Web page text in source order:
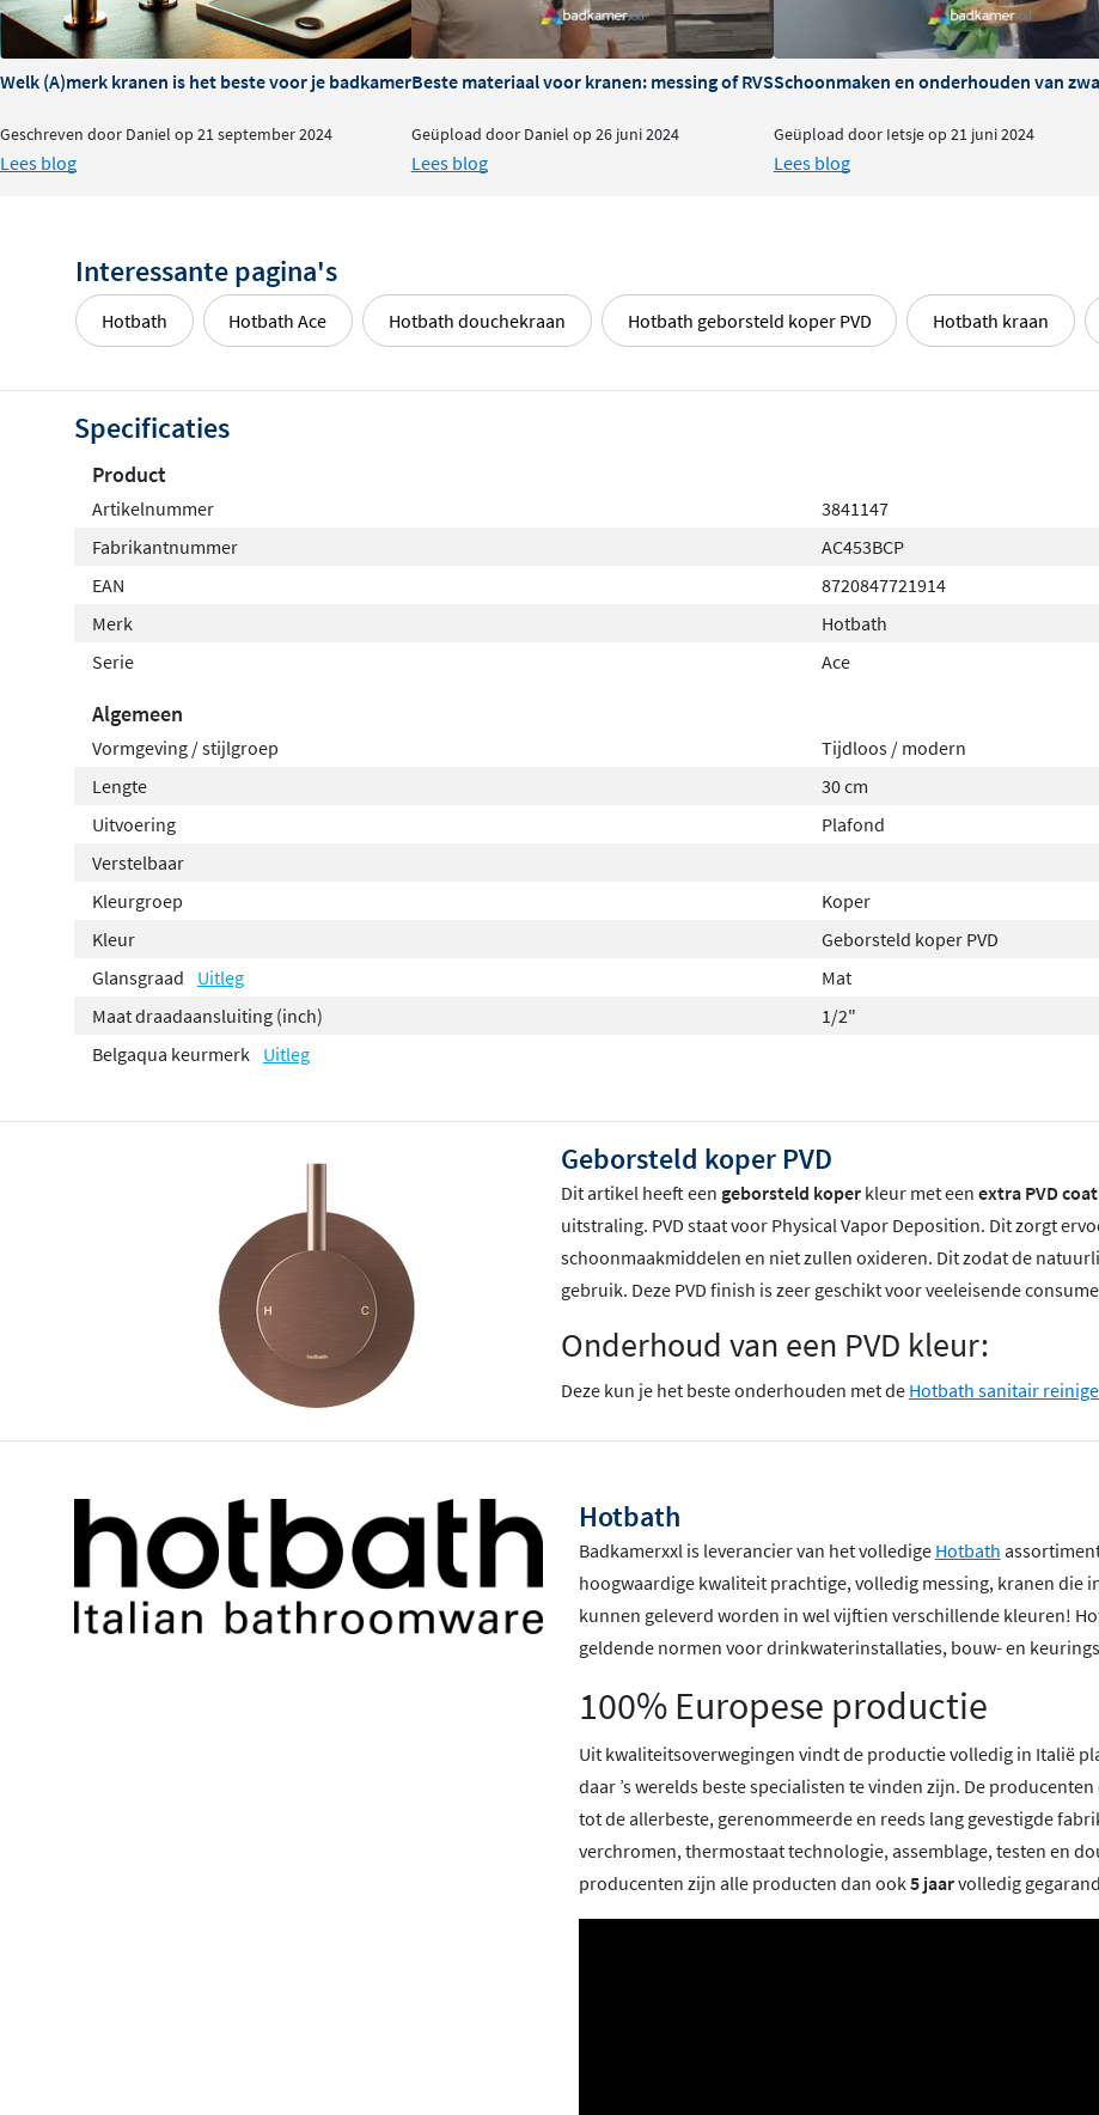
Welk (A)merk kranen is het beste voor je badkamer?
Geschreven door Daniel op 21 september 2024
Lees blog
Beste materiaal voor kranen: messing of RVS
Geüpload door Daniel op 26 juni 2024
Lees blog
Schoonmaken en onderhouden van
Geüpload door Ietsje op 21 juni 2024
Lees blog
Interessante pagina's
Hotbath Hotbath Ace Hotbath douchekraan Hotbath geborsteld koper PVD Hotbath kraan
Specificaties
Product
Artikelnummer
3841147
Fabrikantnummer
AC453BCP
EAN
8720847721914
Merk
Hotbath
Serie
Ace
Algemeen
Vormgeving / stijlgroep
Tijdloos / modern
Lengte
30 cm
Uitvoering
Plafond
Verstelbaar
Kleurgroep
Koper
Kleur
Geborsteld koper PVD
Glansgraad
Uitleg
Mat
Maat draadaansluiting (inch)
1/2"
Belgaqua keurmerk Uitleg
Geborsteld koper PVD
Dit artikel heeft een geborsteld koper kleur met een extra PVD
uitstraling. PVD staat voor Physical Vapor Deposition. Dit zorgt
schoonmaakmiddelen en niet zullen oxideren. Dit zodat de
gebruik. Deze PVD finish is zeer geschikt voor veeleisende
Onderhoud van een PVD kleur:
Deze kun je het beste onderhouden met de Hotbath sanitair
Hotbath
Badkamerxxl is leverancier van het volledige Hotbath
hoogwaardige kwaliteit prachtige, volledig messing, kranen die
kunnen geleverd worden in wel vijftien verschillende kleuren!
geldende normen voor drinkwaterinstallaties, bouw- en
100% Europese productie
Uit kwaliteitsoverwegingen vindt de productie volledig in Italië
daar ’s werelds beste specialisten te vinden zijn. De
tot de allerbeste, gerenommeerde en reeds lang gevestigde
verchromen, thermostaat technologie, assemblage, testen en
producenten zijn alle producten dan ook5 jaarvolledig